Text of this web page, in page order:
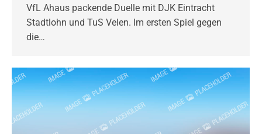
VfL Ahaus packende Duelle mit DJK Eintracht
Stadtlohn und TuS Velen. Im ersten Spiel gegen
die…